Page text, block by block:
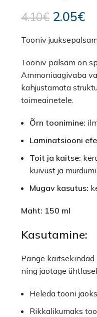
4.10€ 2.05€
Tooniv
Tooniv palsam on
Ammoniaagivaba
kahjustamata
toimeainetele.
Õrn toonimine:
Laminatsiooni
Toit ja kaitse:
kuivust ja
Mugav kasutus:
Maht: 150 ml
Kasutamine:
Pange
ning jaotage
Heleda tooni
Rikkalikumaks